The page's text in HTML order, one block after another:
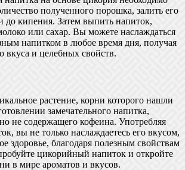
полученного порошка, залить его
до кипения. Затем выпить напиток,
или сахар. Вы можете наслаждаться
напитком в любое время дня, получая
вкуса и целебных свойств.
растение, корни которого нашли
замечательного напитка,
не содержащего кофеина. Употребляя
вы не только наслаждаетесь его вкусом,
здоровье, благодаря полезным свойствам
цикорийный напиток и откройте
в мире ароматов и вкусов.